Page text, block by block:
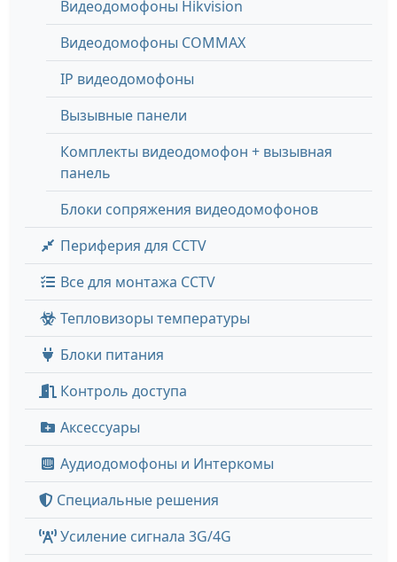
Видеодомофоны Hikvision
Видеодомофоны COMMAX
IP видеодомофоны
Вызывные панели
Комплекты видеодомофон + вызывная
панель
Блоки сопряжения видеодомофонов
Периферия для CCTV
Все для монтажа CCTV
Тепловизоры температуры
Блоки питания
Контроль доступа
Аксессуары
Аудиодомофоны и Интеркомы
Специальные решения
Усиление сигнала 3G/4G